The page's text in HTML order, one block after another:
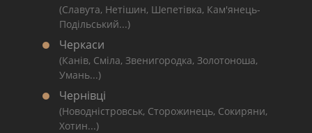
(Славута, Нетішин, Шепетівка, Кам'янець-
Подільський...)
Черкаси
(Канів, Сміла, Звенигородка, Золотоноша,
Умань...)
Чернівці
(Новодністровськ, Сторожинець, Сокиряни,
Хотин...)